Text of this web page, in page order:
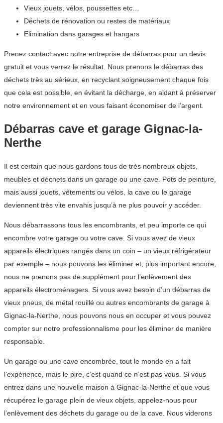
Vieux jouets, vélos, poussettes etc…
Déchets de rénovation ou restes de matériaux
Elimination dans garages et hangars
Prenez contact avec notre entreprise de débarras pour un devis
gratuit et vous verrez le résultat. Nous prenons le débarras des
déchets très au sérieux, en recyclant soigneusement chaque fois
que cela est possible, en évitant la décharge, en aidant à préserver
notre environnement et en vous faisant économiser de l’argent.
Débarras cave et garage Gignac-la-
Nerthe
Il est certain que nous gardons tous de très nombreux objets,
meubles et déchets dans un garage ou une cave. Pots de peinture,
mais aussi jouets, vêtements ou vélos, la cave ou le garage
deviennent très vite envahis jusqu’à ne plus pouvoir y accéder.
Nous débarrassons tous les encombrants, et peu importe ce qui
encombre votre garage ou votre cave. Si vous avez de vieux
appareils électriques rangés dans un coin – un vieux réfrigérateur
par exemple – nous pouvons les éliminer et, plus important encore,
nous ne prenons pas de supplément pour l’enlèvement des
appareils électroménagers. Si vous avez besoin d’un débarras de
vieux pneus, de métal rouillé ou autres encombrants de garage à
Gignac-la-Nerthe, nous pouvons nous en occuper et vous pouvez
compter sur notre professionnalisme pour les éliminer de manière
responsable.
Un garage ou une cave encombrée, tout le monde en a fait
l’expérience, mais le pire, c’est quand ce n’est pas vous. Si vous
entrez dans une nouvelle maison à Gignac-la-Nerthe et que vous
récupérez le garage plein de vieux objets, appelez-nous pour
l’enlèvement des déchets du garage ou de la cave. Nous viderons